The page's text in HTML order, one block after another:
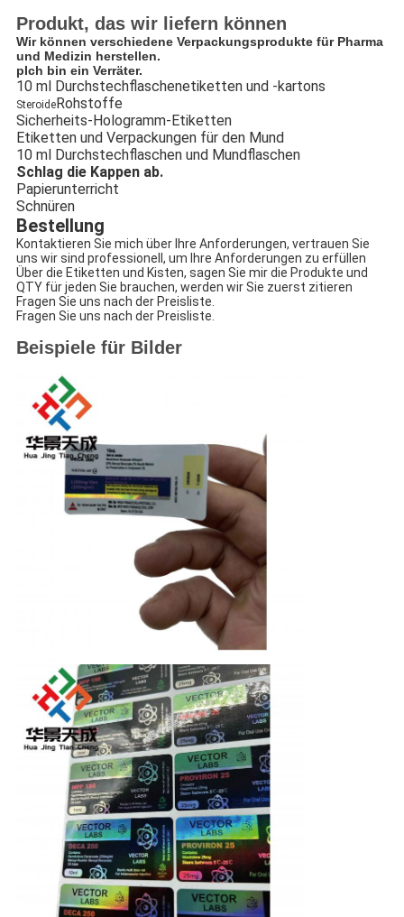
Produkt, das wir liefern können
Wir können verschiedene Verpackungsprodukte für Pharma
und Medizin herstellen.
pIch bin ein Verräter.
10 ml Durchstechflaschenetiketten und -kartons
SteroideRohstoffe
Sicherheits-Hologramm-Etiketten
Etiketten und Verpackungen für den Mund
10 ml Durchstechflaschen und Mundflaschen
Schlag die Kappen ab.
Papierunterricht
Schnüren
Bestellung
Kontaktieren Sie mich über Ihre Anforderungen, vertrauen Sie
uns wir sind professionell, um Ihre Anforderungen zu erfüllen
Über die Etiketten und Kisten, sagen Sie mir die Produkte und
QTY für jeden Sie brauchen, werden wir Sie zuerst zitieren
Fragen Sie uns nach der Preisliste.
Fragen Sie uns nach der Preisliste.
Beispiele für Bilder